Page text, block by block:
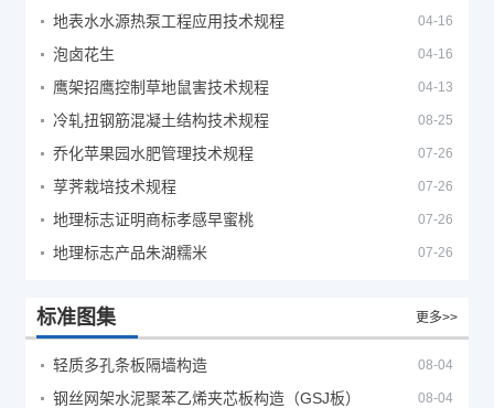
地表水水源热泵工程应用技术规程 04-16
泡卤花生 04-16
鹰架招鹰控制草地鼠害技术规程 04-13
冷轧扭钢筋混凝土结构技术规程 08-25
乔化苹果园水肥管理技术规程 07-26
莩荠栽培技术规程 07-26
地理标志证明商标孝感早蜜桃 07-26
地理标志产品朱湖糯米 07-26
标准图集 更多>>
轻质多孔条板隔墙构造 08-04
钢丝网架水泥聚苯乙烯夹芯板构造（GSJ板） 08-04